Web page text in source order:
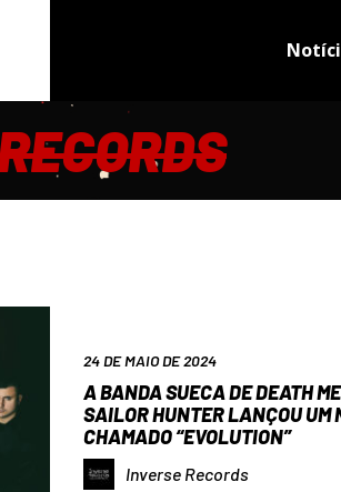
24 DE MAIO DE 2024
A BANDA SUECA DE DEATH
SAILOR HUNTER LANÇOU UM
CHAMADO “EVOLUTION”
Inverse Records